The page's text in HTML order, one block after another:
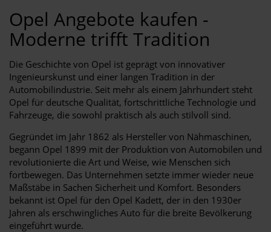
Opel Angebote kaufen -
Moderne trifft Tradition
Die Geschichte von Opel ist geprägt von innovativer
Ingenieurskunst und einer langen Tradition in der
Automobilindustrie. Seit mehr als einem Jahrhundert steht
Opel für deutsche Qualität, fortschrittliche Technologie und
Fahrzeuge, die sowohl praktisch als auch stilvoll sind.
Gegründet im Jahr 1862 als Hersteller von Nähmaschinen,
begann Opel 1899 mit der Produktion von Automobilen und
revolutionierte die Art und Weise, wie Menschen sich
fortbewegen. Das Unternehmen setzte immer wieder neue
Maßstäbe in Sachen Sicherheit und Komfort. Besonders
bekannt ist Opel für den Opel Kadett, der in den 1930er
Jahren als erschwingliches Auto für die breite Bevölkerung
eingeführt wurde.